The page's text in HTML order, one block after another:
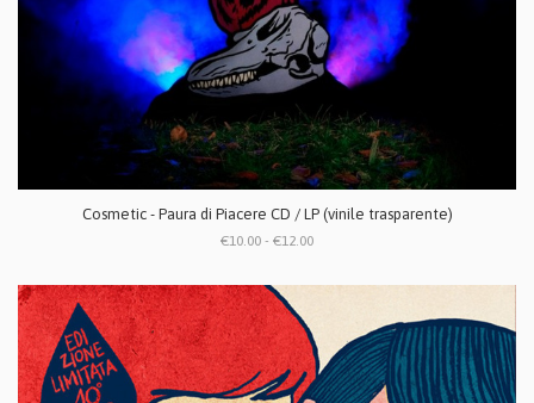
Cosmetic - Paura di Piacere CD / LP (vinile trasparente)
€10.00 - €12.00